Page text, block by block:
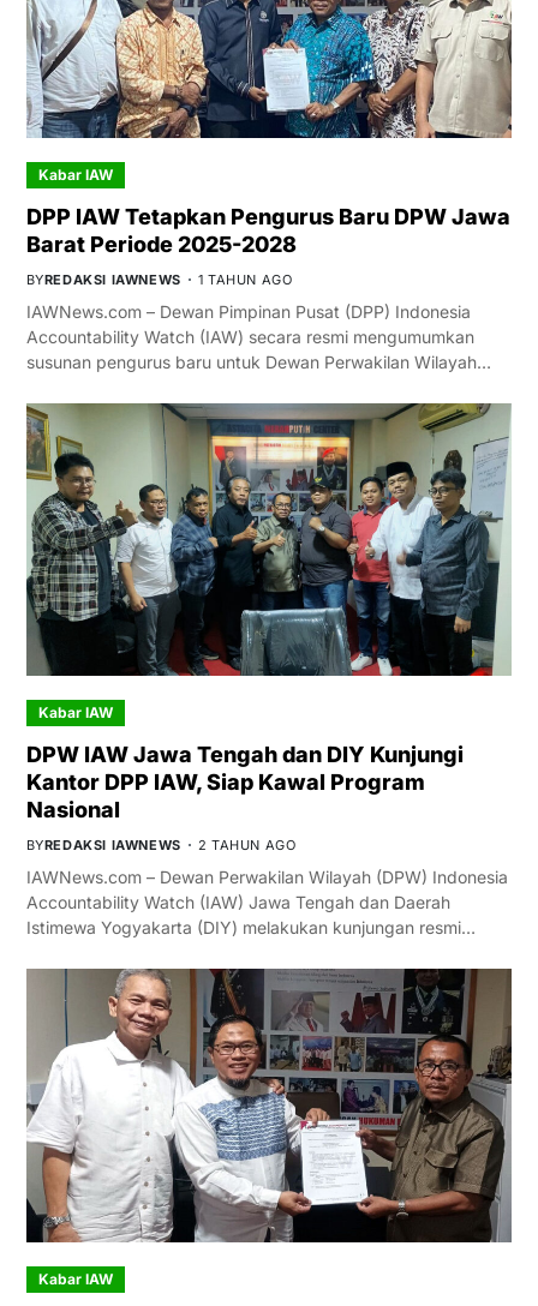
Kabar IAW
DPP IAW Tetapkan Pengurus Baru DPW Jawa
Barat Periode 2025-2028
BYREDAKSI IAWNEWS 1 TAHUN AGO
IAWNews.com – Dewan Pimpinan Pusat (DPP) Indonesia
Accountability Watch (IAW) secara resmi mengumumkan
susunan pengurus baru untuk Dewan Perwakilan Wilayah…
Kabar IAW
DPW IAW Jawa Tengah dan DIY Kunjungi
Kantor DPP IAW, Siap Kawal Program
Nasional
BYREDAKSI IAWNEWS 2 TAHUN AGO
IAWNews.com – Dewan Perwakilan Wilayah (DPW) Indonesia
Accountability Watch (IAW) Jawa Tengah dan Daerah
Istimewa Yogyakarta (DIY) melakukan kunjungan resmi…
Kabar IAW